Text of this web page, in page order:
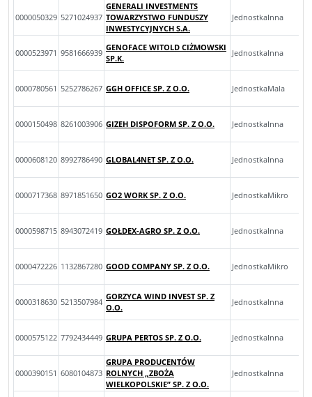
0000050329 5271024937
GENERALI INVESTMENTS
TOWARZYSTWO FUNDUSZY
INWESTYCYJNYCH S.A.
JednostkaInna
0000523971 9581666939
GENOFACE WITOLD CIŻMOWSKI
SP.K.
JednostkaInna
0000780561 5252786267 GGH OFFICE SP. Z O.O. JednostkaMala
0000150498 8261003906 GIZEH DISPOFORM SP. Z O.O. JednostkaInna
0000608120 8992786490 GLOBAL4NET SP. Z O.O. JednostkaInna
0000717368 8971851650 GO2 WORK SP. Z O.O. JednostkaMikro
0000598715 8943072419 GOŁDEX-AGRO SP. Z O.O. JednostkaInna
0000472226 1132867280 GOOD COMPANY SP. Z O.O. JednostkaMikro
0000318630 5213507984
GORZYCA WIND INVEST SP. Z
O.O.
JednostkaInna
0000575122 7792434449 GRUPA PERTOS SP. Z O.O. JednostkaInna
0000390151 6080104873
GRUPA PRODUCENTÓW
ROLNYCH „ZBOŻA
WIELKOPOLSKIE” SP. Z O.O.
JednostkaInna